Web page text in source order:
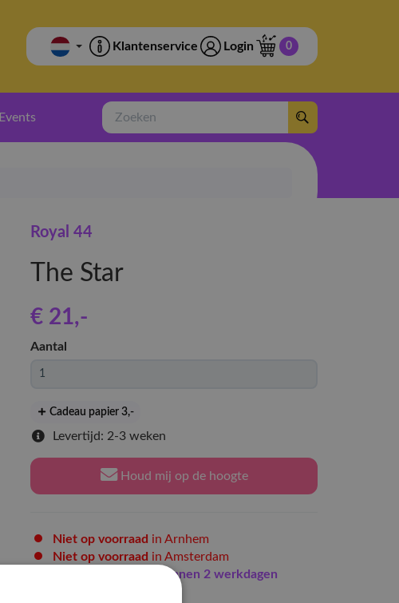
Klantenservice Login 0
Events
Zoeken
Royal 44
The Star
€ 21,-
Aantal
Cadeau papier 3,-
Levertijd: 2-3 weken
Houd mij op de hoogte
Niet op voorraad in Arnhem
Niet op voorraad in Amsterdam
binnen 2 werkdagen